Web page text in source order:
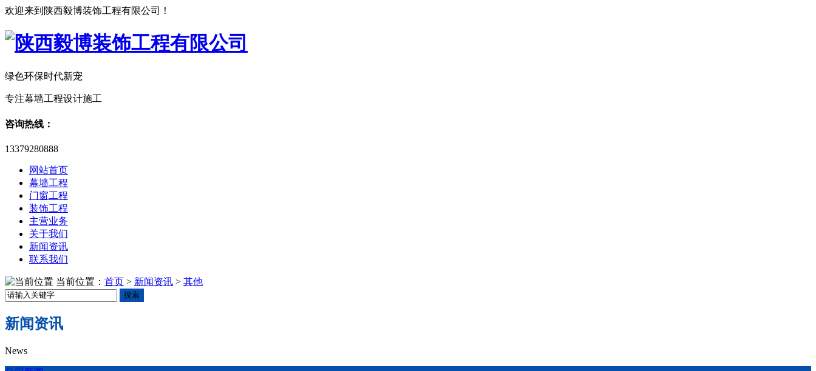
欢迎来到陕西毅博装饰工程有限公司！
绿色环保时代新宠
专注幕墙工程设计施工
咨询热线：
13379280888
网站首页
幕墙工程
门窗工程
装饰工程
主营业务
关于我们
新闻资讯
联系我们
当前位置： 首页 > 新闻资讯 > 其他
搜索
新闻资讯
News